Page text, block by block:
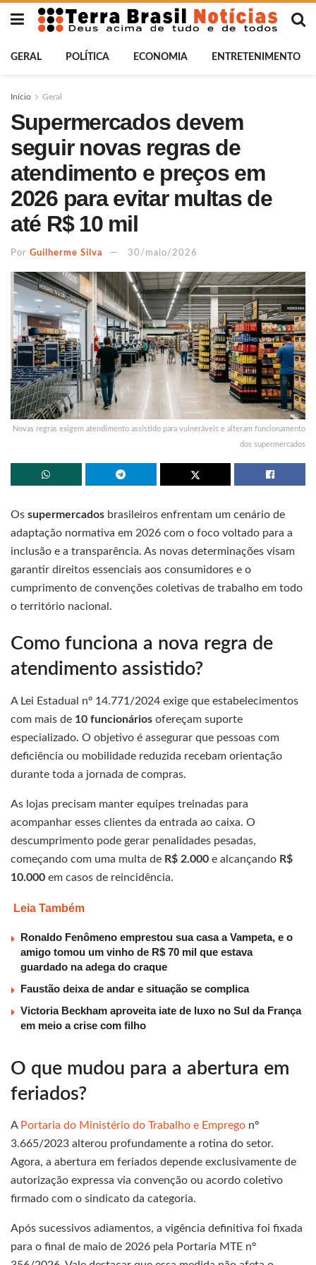
GERAL POLÍTICA ECONOMIA ENTRETENIMENTO
Início Geral
Supermercados devem
seguir novas regras de
atendimento e preços em
2026 para evitar multas de
até R$ 10 mil
Por Guilherme Silva 30/maio/2026
Novas regras exigem atendimento assistido para vulneráveis e alteram funcionamento
dos supermercados
Os supermercados brasileiros enfrentam um cenário de
adaptação normativa em 2026 com o foco voltado para a
inclusão e a transparência. As novas determinações visam
garantir direitos essenciais aos consumidores e o
cumprimento de convenções coletivas de trabalho em todo
o território nacional.
Como funciona a nova regra de
atendimento assistido?
A Lei Estadual nº 14.771/2024 exige que estabelecimentos
com mais de 10 funcionários ofereçam suporte
especializado. O objetivo é assegurar que pessoas com
deficiência ou mobilidade reduzida recebam orientação
durante toda a jornada de compras.
As lojas precisam manter equipes treinadas para
acompanhar esses clientes da entrada ao caixa. O
descumprimento pode gerar penalidades pesadas,
começando com uma multa de R$ 2.000 e alcançando R$
10.000 em casos de reincidência.
Leia Também
Ronaldo Fenômeno emprestou sua casa a Vampeta, e o
amigo tomou um vinho de R$ 70 mil que estava
guardado na adega do craque
Faustão deixa de andar e situação se complica
Victoria Beckham aproveita iate de luxo no Sul da França
em meio a crise com filho
O que mudou para a abertura em
feriados?
A Portaria do Ministério do Trabalho e Emprego nº
3.665/2023 alterou profundamente a rotina do setor.
Agora, a abertura em feriados depende exclusivamente de
autorização expressa via convenção ou acordo coletivo
firmado com o sindicato da categoria.
Após sucessivos adiamentos, a vigência definitiva foi fixada
para o final de maio de 2026 pela Portaria MTE nº